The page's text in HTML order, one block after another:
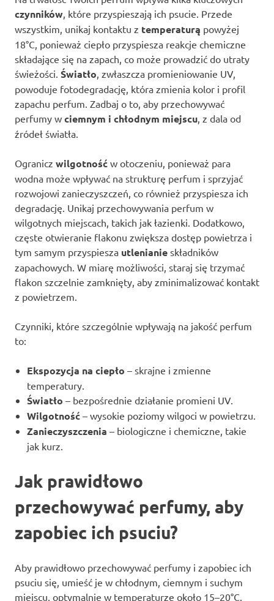
czynników, które przyspieszają ich psucie. Przede
wszystkim, unikaj kontaktu z temperaturą powyżej
18°C, ponieważ ciepło przyspiesza reakcje chemiczne
składające się na zapach, co może prowadzić do utraty
świeżości. Światło, zwłaszcza promieniowanie UV,
powoduje fotodegradację, która zmienia kolor i profil
zapachu perfum. Zadbaj o to, aby przechowywać
perfumy w ciemnym i chłodnym miejscu, z dala od
źródeł światła.
Ogranicz wilgotność w otoczeniu, ponieważ para
wodna może wpływać na strukturę perfum i sprzyjać
rozwojowi zanieczyszczeń, co również przyspiesza ich
degradację. Unikaj przechowywania perfum w
wilgotnych miejscach, takich jak łazienki. Dodatkowo,
częste otwieranie flakonu zwiększa dostęp powietrza i
tym samym przyspiesza utlenianie składników
zapachowych. W miarę możliwości, staraj się trzymać
flakon szczelnie zamknięty, aby zminimalizować kontakt
z powietrzem.
Czynniki, które szczególnie wpływają na jakość perfum
to:
Ekspozycja na ciepło – skrajne i zmienne
temperatury.
Światło – bezpośrednie działanie promieni UV.
Wilgotność – wysokie poziomy wilgoci w powietrzu.
Zanieczyszczenia – biologiczne i chemiczne, takie
jak kurz.
Jak prawidłowo
przechowywać perfumy, aby
zapobiec ich psuciu?
Aby prawidłowo przechowywać perfumy i zapobiec ich
psuciu się, umieść je w chłodnym, ciemnym i suchym
miejscu, optymalnie w temperaturze około 15–20°C.